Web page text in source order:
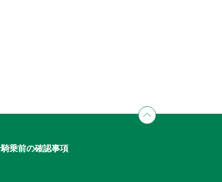
騎乗前の確認事項